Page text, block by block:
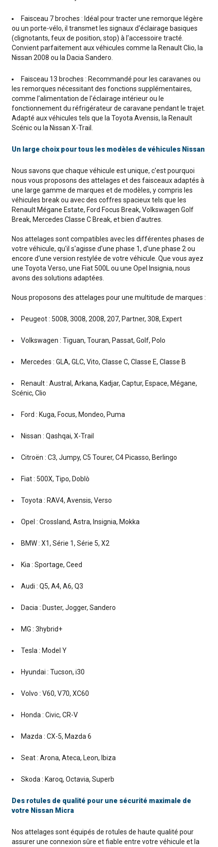
Faisceau 7 broches : Idéal pour tracter une remorque légère
ou un porte-vélo, il transmet les signaux d'éclairage basiques
(clignotants, feux de position, stop) à l'accessoire tracté.
Convient parfaitement aux véhicules comme la Renault Clio, la
Nissan 2008 ou la Dacia Sandero.
Faisceau 13 broches : Recommandé pour les caravanes ou
les remorques nécessitant des fonctions supplémentaires,
comme l'alimentation de l'éclairage intérieur ou le
fonctionnement du réfrigérateur de caravane pendant le trajet.
Adapté aux véhicules tels que la Toyota Avensis, la Renault
Scénic ou la Nissan X-Trail.
Un large choix pour tous les modèles de véhicules Nissan
Nous savons que chaque véhicule est unique, c'est pourquoi
nous vous proposons des attelages et des faisceaux adaptés à
une large gamme de marques et de modèles, y compris les
véhicules break ou avec des coffres spacieux tels que les
Renault Mégane Estate, Ford Focus Break, Volkswagen Golf
Break, Mercedes Classe C Break, et bien d'autres.
Nos attelages sont compatibles avec les différentes phases de
votre véhicule, qu'il s'agisse d'une phase 1, d'une phase 2 ou
encore d'une version restylée de votre véhicule. Que vous ayez
une Toyota Verso, une Fiat 500L ou une Opel Insignia, nous
avons des solutions adaptées.
Nous proposons des attelages pour une multitude de marques :
Peugeot : 5008, 3008, 2008, 207, Partner, 308, Expert
Volkswagen : Tiguan, Touran, Passat, Golf, Polo
Mercedes : GLA, GLC, Vito, Classe C, Classe E, Classe B
Renault : Austral, Arkana, Kadjar, Captur, Espace, Mégane,
Scénic, Clio
Ford : Kuga, Focus, Mondeo, Puma
Nissan : Qashqai, X-Trail
Citroën : C3, Jumpy, C5 Tourer, C4 Picasso, Berlingo
Fiat : 500X, Tipo, Doblò
Toyota : RAV4, Avensis, Verso
Opel : Crossland, Astra, Insignia, Mokka
BMW : X1, Série 1, Série 5, X2
Kia : Sportage, Ceed
Audi : Q5, A4, A6, Q3
Dacia : Duster, Jogger, Sandero
MG : 3hybrid+
Tesla : Model Y
Hyundai : Tucson, i30
Volvo : V60, V70, XC60
Honda : Civic, CR-V
Mazda : CX-5, Mazda 6
Seat : Arona, Ateca, Leon, Ibiza
Skoda : Karoq, Octavia, Superb
Des rotules de qualité pour une sécurité maximale de
votre Nissan Micra
Nos attelages sont équipés de rotules de haute qualité pour
assurer une connexion sûre et fiable entre votre véhicule et la